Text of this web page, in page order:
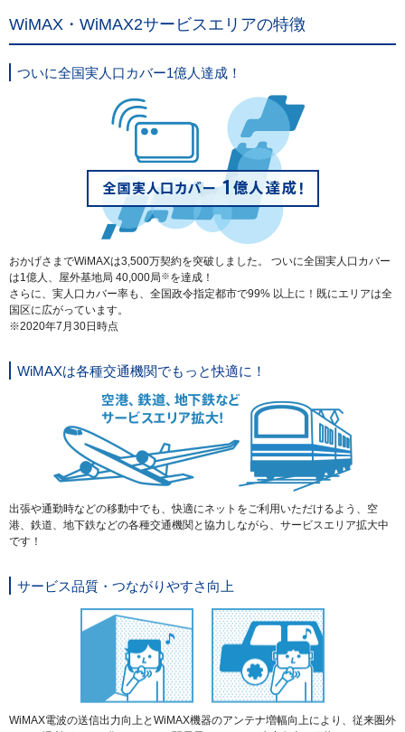
WiMAX・WiMAX2サービスエリアの特徴
ついに全国実人口カバー1億人達成！
おかげさまでWiMAXは3,500万契約を突破しました。 ついに全国実人口カバー
は1億人、屋外基地局 40,000局※を達成！
さらに、実人口カバー率も、全国政令指定都市で99% 以上に！既にエリアは全
国区に広がっています。
※2020年7月30日時点
WiMAXは各種交通機関でもっと快適に！
出張や通勤時などの移動中でも、快適にネットをご利用いただけるよう、空
港、鉄道、地下鉄などの各種交通機関と協力しながら、サービスエリア拡大中
です！
サービス品質・つながりやすさ向上
WiMAX電波の送信出力向上とWiMAX機器のアンテナ増幅向上により、従来圏外